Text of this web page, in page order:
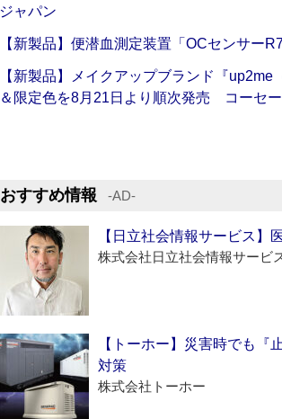
ジャパン
【新製品】便潜血測定装置「OCセンサー
【新製品】メイクアップブランド『
＆限定色を8月21日より順次発売 コーセー
おすすめ情報 ‐AD‐
【日立社会情報サービス】
株式会社日立社会情報サービ
【トーホー】災害時でも
対策
株式会社トーホー